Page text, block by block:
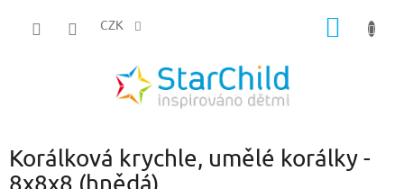
CZK
Korálková krychle, umělé korálky -